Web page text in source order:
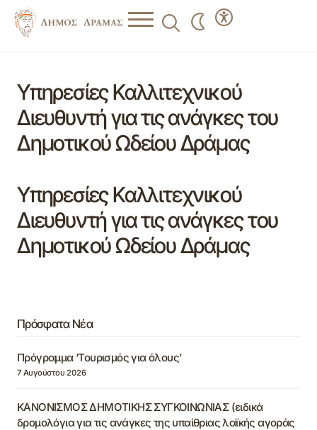
Υπηρεσίες Καλλιτεχνικού
Διευθυντή για τις ανάγκες του
Δημοτικού Ωδείου Δράμας
Υπηρεσίες Καλλιτεχνικού
Διευθυντή για τις ανάγκες του
Δημοτικού Ωδείου Δράμας
Πρόσφατα Νέα
Πρόγραμμα ‘Τουρισμός για όλους’
7 Αυγούστου 2026
ΚΑΝΟΝΙΣΜΟΣ ΔΗΜΟΤΙΚΗΣ ΣΥΓΚΟΙΝΩΝΙΑΣ (ειδικά
δρομολόγια για τις ανάγκες της υπαίθριας λαϊκής αγοράς